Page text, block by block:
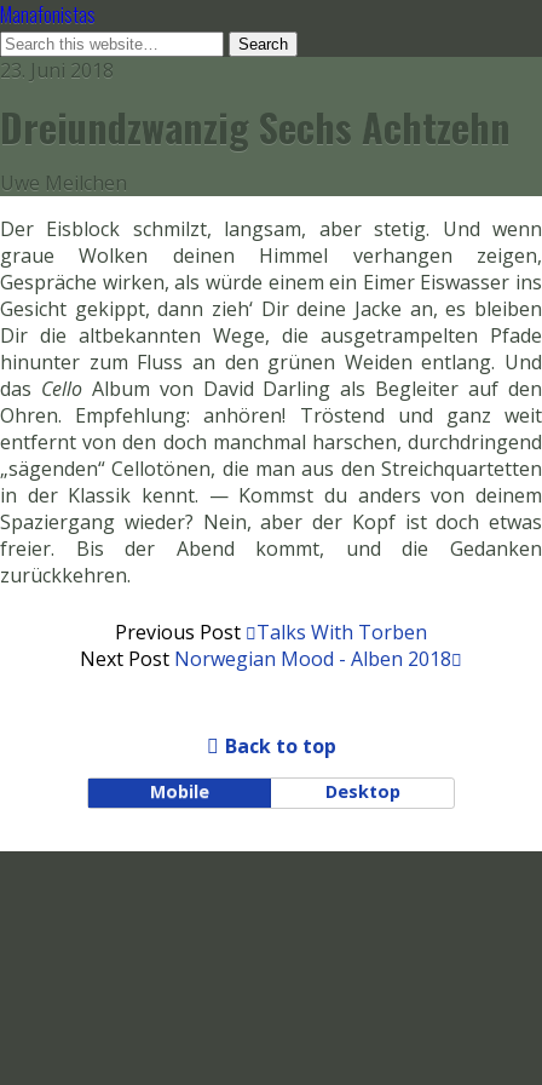
Manafonistas
23. Juni 2018
Dreiundzwanzig Sechs Achtzehn
Uwe Meilchen
Der Eisblock schmilzt, langsam, aber stetig. Und wenn
graue Wolken deinen Himmel verhangen zeigen,
Gespräche wirken, als würde einem ein Eimer Eiswasser ins
Gesicht gekippt, dann zieh‘ Dir deine Jacke an, es bleiben
Dir die altbekannten Wege, die ausgetrampelten Pfade
hinunter zum Fluss an den grünen Weiden entlang. Und
das CelloAlbum von David Darling als Begleiter auf den
Ohren. Empfehlung: anhören! Tröstend und ganz weit
entfernt von den doch manchmal harschen, durchdringend
„sägenden“ Cellotönen, die man aus den Streichquartetten
in der Klassik kennt. — Kommst du anders von deinem
Spaziergang wieder? Nein, aber der Kopf ist doch etwas
freier. Bis der Abend kommt, und die Gedanken
zurückkehren.
Previous Post
Talks With Torben
Next Post Norwegian Mood - Alben 2018
Back to top
Mobile Desktop